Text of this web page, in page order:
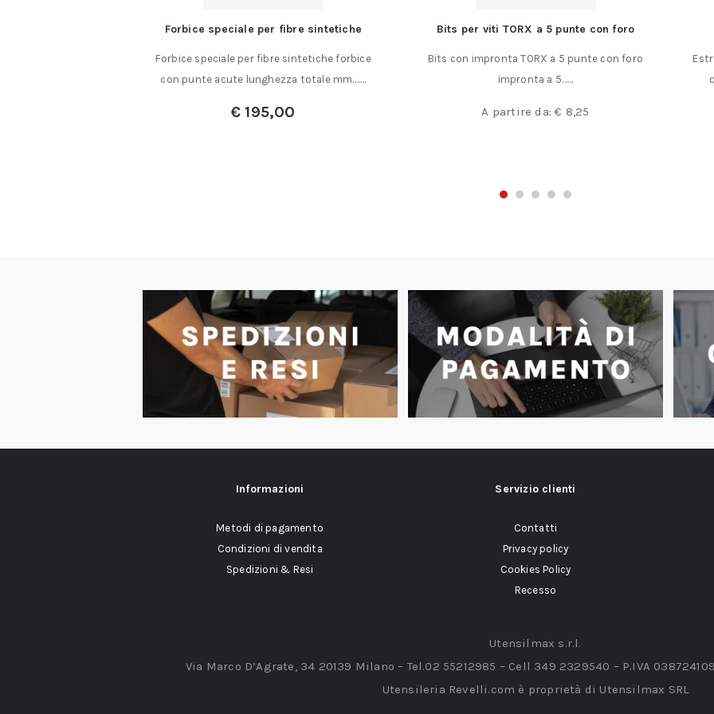
Bits per viti TORX a 5 punte con foro
Bits con impronta TORX a 5 punte con foro
impronta a 5……
A partire da:
Mini estrattore modello Presto
Estrattore tipo Presto Estrattore per cinturini
degli orologi modello PRESTO. Utilizzato
Informazioni
Metodi di pagamento
Condizioni di vendita
Spedizioni & Resi
Servizio clienti
Contatti
Privacy policy
Cookies Policy
Recesso
Utensilmax s.r.l.
Via Marco D’Agrate, 34 20139 Milano – Tel.02 55212985 – Cell 349 2329540 – P.IVA
Utensileria Revelli.com è proprietà di Utensilmax SRL